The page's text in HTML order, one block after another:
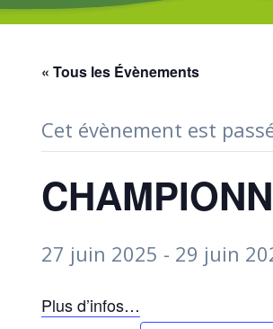
« Tous les Évènements
Cet évènement est
27 juin 2025 - 29 juin
Plus d’infos…